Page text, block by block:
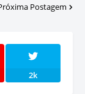
Postagem
2k